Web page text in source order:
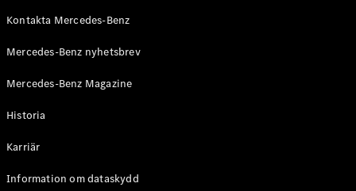
Kontakta Mercedes-Benz
Mercedes-Benz nyhetsbrev
Mercedes-Benz Magazine
Historia
Karriär
Information om dataskydd